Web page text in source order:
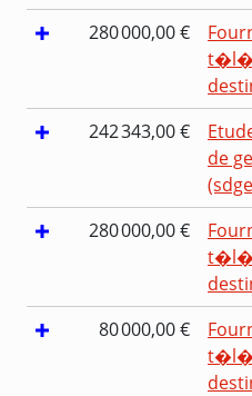
280 000,00 €
242 343,00 €
de
280 000,00 €
80 000,00 €